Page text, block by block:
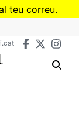
teu correu.